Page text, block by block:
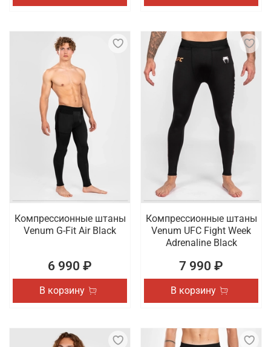
Компрессионные штаны
Venum G-Fit Air Black
6 990 ₽
В корзину
Компрессионные штаны
Venum UFC Fight Week
Adrenaline Black
7 990 ₽
В корзину